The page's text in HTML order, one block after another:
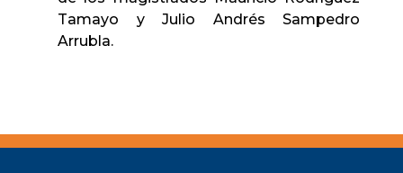
Tamayo y Julio Andrés Sampedro
Arrubla.